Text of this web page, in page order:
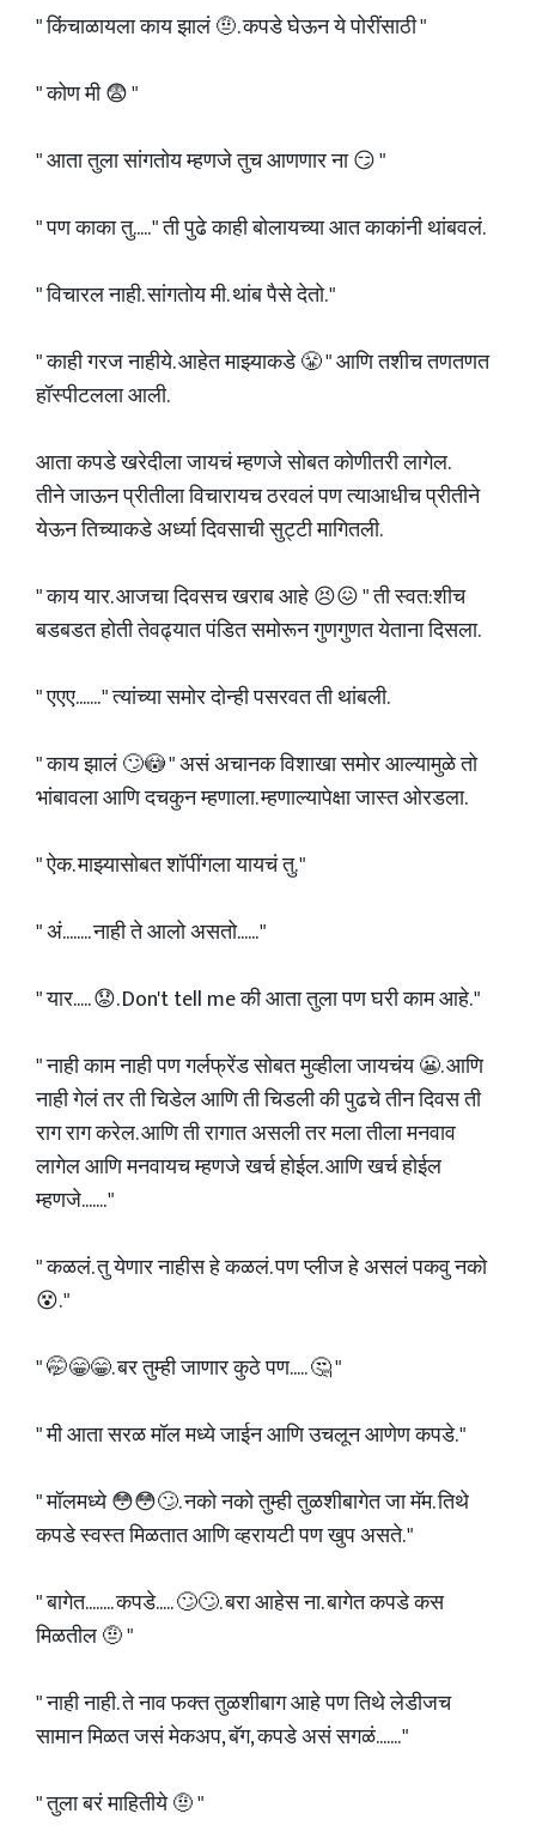
" किंचाळायला काय झालं 🤨. कपडे घेऊन ये पोरींसाठी "
" कोण मी 😨 "
" आता तुला सांगतोय म्हणजे तुच आणणार ना 😏 "
" पण काका तु..... " ती पुढे काही बोलायच्या आत काकांनी थांबवलं.
" विचारल नाही. सांगतोय मी. थांब पैसे देतो. "
" काही गरज नाहीये. आहेत माझ्याकडे 😤 " आणि तशीच तणतणत
हॉस्पीटलला आली.
आता कपडे खरेदीला जायचं म्हणजे सोबत कोणीतरी लागेल.
तीने जाऊन प्रीतीला विचारायच ठरवलं पण त्याआधीच प्रीतीने
येऊन तिच्याकडे अर्ध्या दिवसाची सुट्टी मागितली.
" काय यार. आजचा दिवसच खराब आहे 😣😖 " ती स्वत:शीच
बडबडत होती तेवढ्यात पंडित समोरून गुणगुणत येताना दिसला.
" एएए....... " त्यांच्या समोर दोन्ही पसरवत‌ ती थांबली.
" काय झालं 🙄😳 " असं अचानक विशाखा समोर आल्यामुळे तो
भांबावला आणि दचकुन म्हणाला. म्हणाल्यापेक्षा जास्त ओरडला.
" ऐक. माझ्यासोबत शॉपींगला यायचं तु. "
" अं........ नाही ते आलो असतो...... "
" यार..... 😟. Don't tell me की आता तुला पण घरी काम आहे. "
" नाही काम नाही पण गर्लफ्रेंड सोबत मुव्हीला जायचंय 😬. आणि
नाही गेलं तर ती चिडेल आणि ती चिडली की पुढचे तीन दिवस ती
राग राग करेल. आणि ती रागात असली तर मला तीला मनवाव
लागेल आणि मनवायच म्हणजे खर्च होईल. आणि खर्च होईल
म्हणजे....... "
" कळलं. तु येणार नाहीस हे कळलं. पण प्लीज हे असलं पकवु नको
😵. "
" 🤭😁😁. बर तुम्ही जाणार कुठे पण..... 🤔 "
" मी आता सरळ मॉल मध्ये जाईन आणि उचलून आणेण कपडे. "
" मॉलमध्ये 😳😳🙄. नको नको तुम्ही तुळशीबागेत जा मॅम. तिथे
कपडे स्वस्त मिळतात आणि व्हरायटी पण खुप असते. "
" बागेत........ कपडे..... 🙄🙄. बरा आहेस ना. बागेत कपडे कस
मिळतील 🤨 "
" नाही नाही. ते नाव फक्त तुळशीबाग आहे पण तिथे लेडीजच
सामान मिळत जसं मेकअप, बॅग, कपडे असं सगळं....... "
" तुला बरं माहितीये 🤨 "